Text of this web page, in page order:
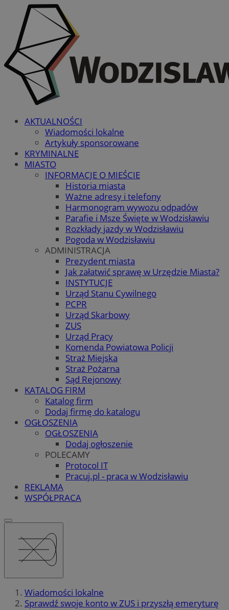
AKTUALNOŚCI
Wiadomości lokalne
Artykuły sponsorowane
KRYMINALNE
MIASTO
INFORMACJE O MIEŚCIE
Historia miasta
Ważne adresy i telefony
Harmonogram wywozu odpadów
Parafie i Msze Święte w Wodzisławiu
Rozkłady jazdy w Wodzisławiu
Pogoda w Wodzisławiu
ADMINISTRACJA
Prezydent miasta
Jak załatwić sprawę w Urzędzie Miasta?
INSTYTUCJE
Urząd Stanu Cywilnego
PCPR
Urząd Skarbowy
ZUS
Urząd Pracy
Komenda Powiatowa Policji
Straż Miejska
Straż Pożarna
Sąd Rejonowy
KATALOG FIRM
Katalog firm
Dodaj firmę do katalogu
OGŁOSZENIA
OGŁOSZENIA
Dodaj ogłoszenie
POLECAMY
Protocol IT
Pracuj.pl - praca w Wodzisławiu
REKLAMA
WSPÓŁPRACA
Wiadomości lokalne
Sprawdź swoje konto w ZUS i przyszłą emeryturę